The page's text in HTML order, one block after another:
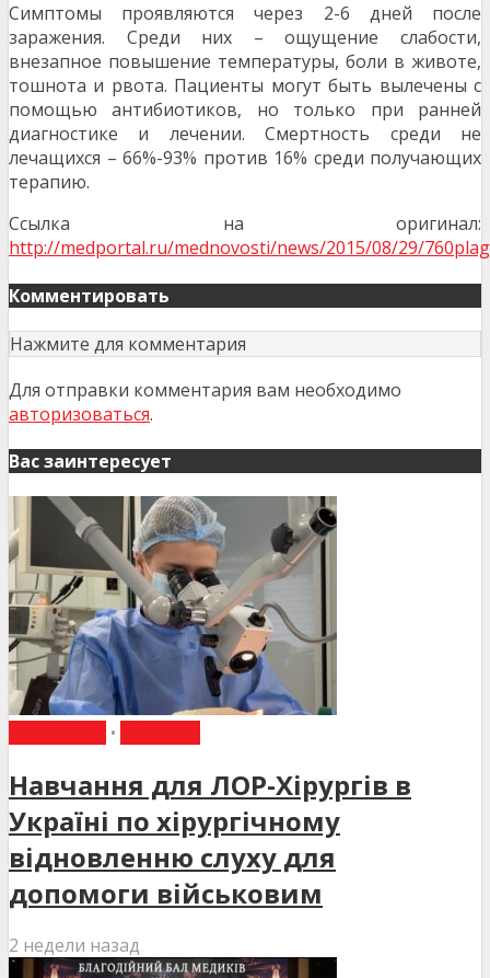
Симптомы проявляются через 2-6 дней после
заражения. Среди них – ощущение слабости,
внезапное повышение температуры, боли в животе,
тошнота и рвота. Пациенты могут быть вылечены с
помощью антибиотиков, но только при ранней
диагностике и лечении. Смертность среди не
лечащихся – 66%-93% против 16% среди получающих
терапию.
Ссылка на оригинал:
http://medportal.ru/mednovosti/news/2015/08/29/
Комментировать
Нажмите для комментария
Для отправки комментария вам необходимо
авторизоваться.
Вас заинтересует
•
Навчання для ЛОР-Хірургів в
Україні по хірургічному
відновленню слуху для
допомоги військовим
2 недели назад